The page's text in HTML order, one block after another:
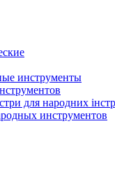
инструменты
для народних
инструментов